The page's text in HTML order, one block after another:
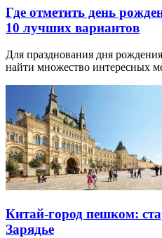
Где отметить день
10 лучших вариантов
Для празднования дня
найти множество интересных
Китай-город пешком:
Зарядье